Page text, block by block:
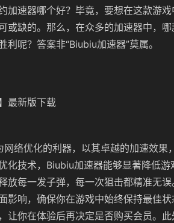
加速器哪个好？毕竟，要想在这款游
或缺的。那么，在众多的加速器中，
利呢？答案非“Biubiu加速器”莫属。
最新版下载
网络优化的利器，以其卓越的加速效果
化技术，Biubiu加速器能够显著降低
放每一发子弹，每一次狙击都精准无
影响，确保你在游戏中始终保持最佳状
让你在体验后再决定是否购买会员。